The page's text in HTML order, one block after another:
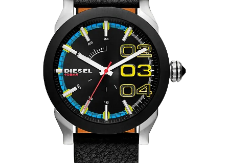
+7 ( 705 ) 181-42-50
info@vetervremeni.kz
Авторизация
Каталог
Мужские часы
Женские часы